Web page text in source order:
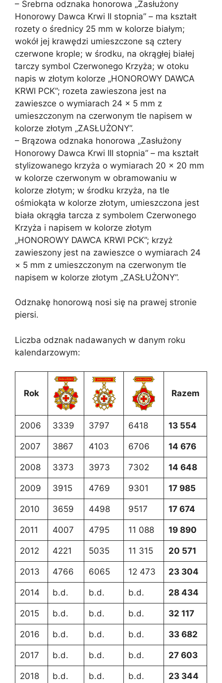
– Srebrna odznaka honorowa „Zasłużony
Honorowy Dawca Krwi II stopnia” – ma kształt
rozety o średnicy 25 mm w kolorze białym;
wokół jej krawędzi umieszczone są cztery
czerwone krople; w środku, na okrągłej białej
tarczy symbol Czerwonego Krzyża; w otoku
napis w złotym kolorze „HONOROWY DAWCA
KRWI PCK”; rozeta zawieszona jest na
zawieszce o wymiarach 24 × 5 mm z
umieszczonym na czerwonym tle napisem w
kolorze złotym „ZASŁUŻONY”.
– Brązowa odznaka honorowa „Zasłużony
Honorowy Dawca Krwi III stopnia” – ma kształt
stylizowanego krzyża o wymiarach 20 × 20 mm
w kolorze czerwonym w obramowaniu w
kolorze złotym; w środku krzyża, na tle
ośmiokąta w kolorze złotym, umieszczona jest
biała okrągła tarcza z symbolem Czerwonego
Krzyża i napisem w kolorze złotym
„HONOROWY DAWCA KRWI PCK”; krzyż
zawieszony jest na zawieszce o wymiarach 24
× 5 mm z umieszczonym na czerwonym tle
napisem w kolorze złotym „ZASŁUŻONY”.
Odznakę honorową nosi się na prawej stronie
piersi.
Liczba odznak nadawanych w danym roku
kalendarzowym:
Rok Razem
2006 3339 3797 6418 13 554
2007 3867 4103 6706 14 676
2008 3373 3973 7302 14 648
2009 3915 4769 9301 17 985
2010 3659 4498 9517 17 674
2011 4007 4795 11 088 19 890
2012 4221 5035 11 315 20 571
2013 4766 6065 12 473 23 304
2014 b.d. b.d. b.d. 28 434
2015 b.d. b.d. b.d. 32 117
2016 b.d. b.d. b.d. 33 682
2017 b.d. b.d. b.d. 27 603
2018 b.d. b.d. b.d. 23 344